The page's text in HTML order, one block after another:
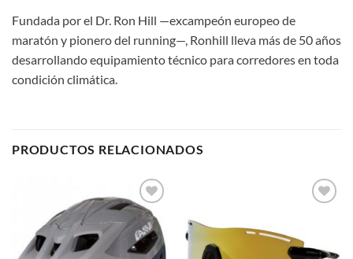
Fundada por el Dr. Ron Hill —excampeón europeo de
maratón y pionero del running—, Ronhill lleva más de 50 años
desarrollando equipamiento técnico para corredores en toda
condición climática.
PRODUCTOS RELACIONADOS
Add to
wishlist